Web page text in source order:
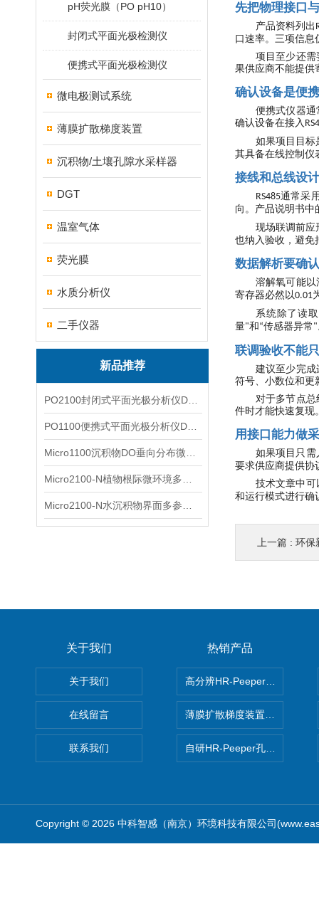
pH荧光膜（PO pH10）
封闭式平面光极检测仪
便携式平面光极检测仪
微电极测试系统
薄膜扩散梯度装置
沉积物/土壤孔隙水采样器
DGT
温室气体
荧光膜
水质分析仪
二手仪器
新品推荐
先把物理接口
产品资料列出
口速率。三项信息
项目至少还需
果供应商不能提供
确认设备是便
便携式仪器通
确认设备在接入
如果项目目标
其具备在线控制仪
接线和总线设
RS485通常采
向。产品说明书中
现场联调前应
也纳入验收，避免
数据解析要确
溶解氧可能以
寄存器必然以0.01
系统除了读
量"和 “传感器异常 "
联调验收不能
建议至少完成
符号、小数位和更
对于多节点总
件时才能快速复现
用接口能力做
如果项目只需
要求供应商提供协
技术文章中可
和运行模式进行确
上一篇 : 环保新
关于我们
关于我们
在线留言
联系我们
热销产品
高分辨HR-Peeper采样器孔隙
薄膜扩散梯度装置 Agl DGT
自研HR-Peeper孔隙水采样器
Copyright © 2026 中科智感（南京）环境科技有限公司